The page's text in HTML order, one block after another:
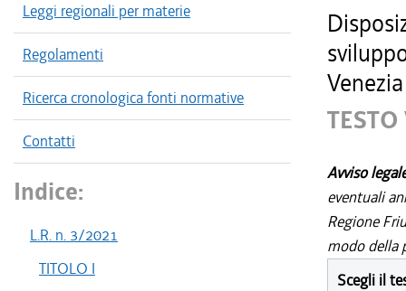
Leggi regionali per materie
Regolamenti
Ricerca cronologica fonti normative
Contatti
Indice:
L.R. n. 3/2021
TITOLO I
Avviso
eventuali
Regione
modo della
Scegli il